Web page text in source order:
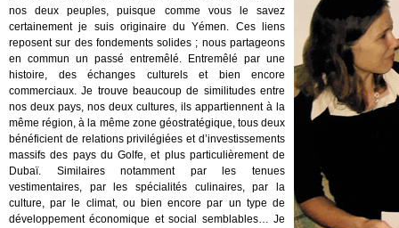
nos deux peuples, puisque comme vous le savez
certainement je suis originaire du Yémen. Ces liens
reposent sur des fondements solides ; nous partageons
en commun un passé entremêlé. Entremêlé par une
histoire, des échanges culturels et bien encore
commerciaux. Je trouve beaucoup de similitudes entre
nos deux pays, nos deux cultures, ils appartiennent à la
même région, à la même zone géostratégique, tous deux
bénéficient de relations privilégiées et d’investissements
massifs des pays du Golfe, et plus particulièrement de
Dubaï. Similaires notamment par les tenues
vestimentaires, par les spécialités culinaires, par la
culture, par le climat, ou bien encore par un type de
développement économique et social semblables… Je